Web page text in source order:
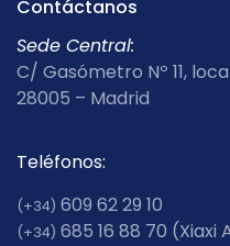
Contáctanos
Sede Central:
C/ Gasómetro Nº 11,
28005 – Madrid
Teléfonos:
(+34) 609 62 29 10
(+34) 685 16 88 70‬ (Xiaxi